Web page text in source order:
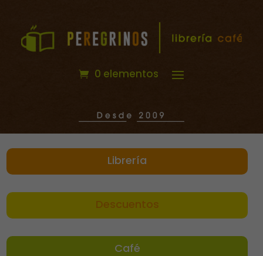
0 elementos
Librería
Descuentos
Café